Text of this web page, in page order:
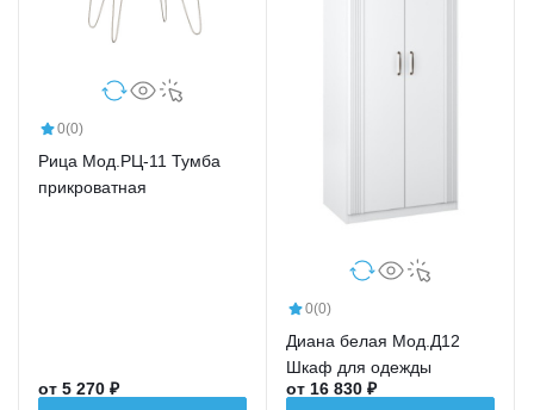
0(0)
Рица Мод.РЦ-11 Тумба
прикроватная
от 5 270 ₽
0(0)
Диана белая Мод.Д12
Шкаф для одежды
от 16 830 ₽